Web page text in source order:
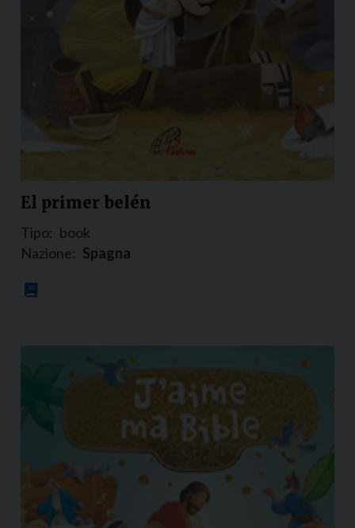
El primer belén
Tipo: book
Nazione: Spagna